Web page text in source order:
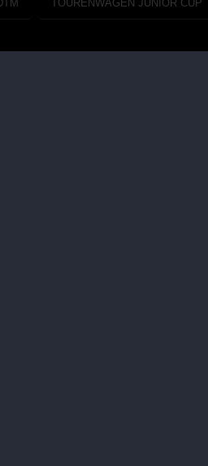
TOURENWAGEN JUNIOR CUP